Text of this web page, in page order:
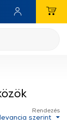
Rendezés
szerint